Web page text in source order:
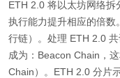
ETH 2.0 将以太坊网络
执行能力提升相应的倍
行链）。处理 ETH 2.0
成为：Beacon Chain，
Chain）。ETH 2.0 分片